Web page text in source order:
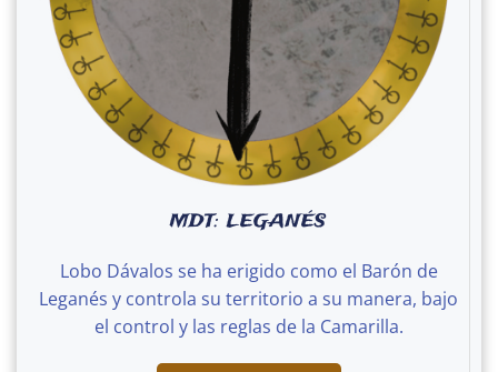
MDT: LEGANÉS
Lobo Dávalos se ha erigido como el Barón de
Leganés y controla su territorio a su manera, bajo
el control y las reglas de la Camarilla.